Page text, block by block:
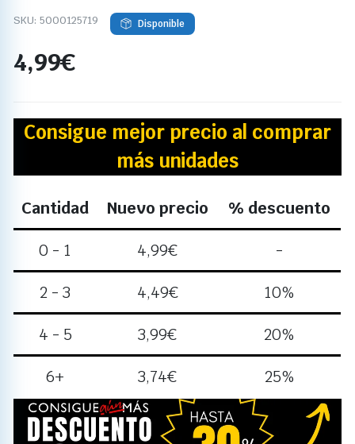
SKU: 5000125719 Disponible
4,99€
Consigue mejor precio al comprar
más unidades
Cantidad Nuevo precio % descuento
0 - 1 4,99€ -
2 - 3 4,49€ 10%
4 - 5 3,99€ 20%
6+ 3,74€ 25%